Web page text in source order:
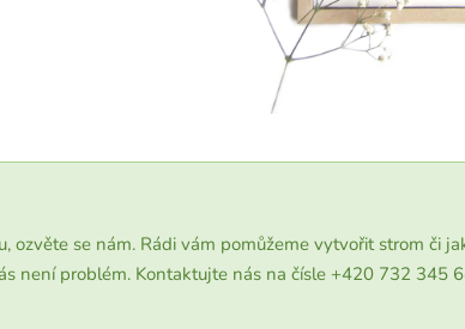
ozvěte se nám. Rádi vám pomůžeme vytvořit strom či
není problém. Kontaktujte nás na čísle +420 732 345